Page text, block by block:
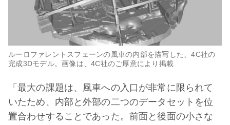
ルーロファレントスフェーンの風車の内部を描写した、4C社の
完成3Dモデル。画像は、4C社のご厚意により掲載
「最大の課題は、風車への入口が非常に限られて
いたため、内部と外部の二つのデータセットを位
置合わせすることであった。前面と後面の小さな